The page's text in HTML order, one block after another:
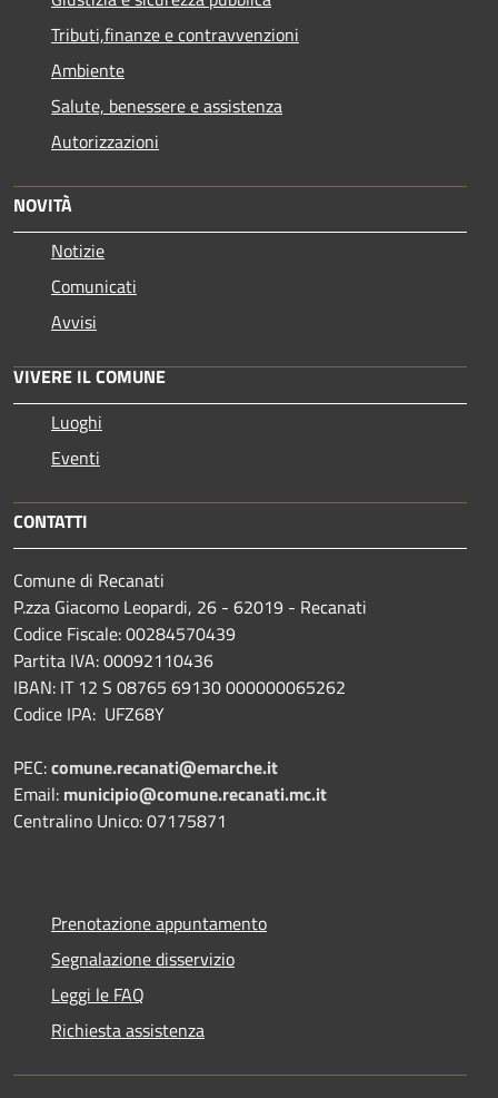
Tributi,finanze e contravvenzioni
Ambiente
Salute, benessere e assistenza
Autorizzazioni
NOVITÀ
Notizie
Comunicati
Avvisi
VIVERE IL COMUNE
Luoghi
Eventi
CONTATTI
Comune di Recanati
P.zza Giacomo Leopardi, 26 - 62019 - Recanati
Codice Fiscale: 00284570439
Partita IVA: 00092110436
IBAN: IT 12 S 08765 69130 000000065262
Codice IPA: UFZ68Y
PEC:comune.recanati@emarche.it
Email: municipio@comune.recanati.mc.it
Centralino Unico: 07175871
Prenotazione appuntamento
Segnalazione disservizio
Leggi le FAQ
Richiesta assistenza